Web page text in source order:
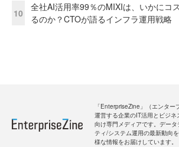
10
全社AI活用率99％のMIXIは、いかにコ
るのか？CTOが語るインフラ運用戦略
「EnterpriseZine」（エンタ
運営する企業のIT活用とビジ
向け専門メディアです。デー
ティ/システム運用の最新動向
様な情報をお届けしています。